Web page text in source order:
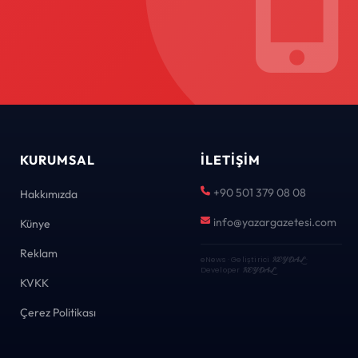
KURUMSAL
Hakkımızda
Künye
Reklam
KVKK
Çerez Politikası
İLETIŞIM
+90 501 379 08 08
info@yazargazetesi.com
eNews · Geliştirici KEYDAL·
Developer KEYDAL